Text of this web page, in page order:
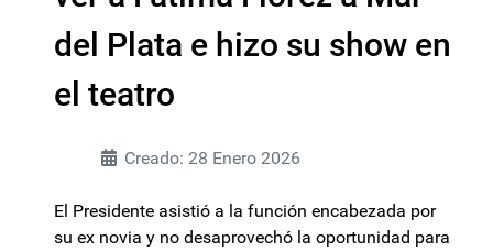
del Plata e hizo su show en
el teatro
Creado: 28 Enero 2026
El Presidente asistió a la función encabezada por
su ex novia y no desaprovechó la oportunidad para